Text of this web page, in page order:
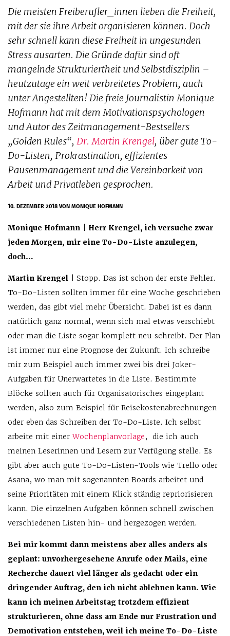
Die meisten Freiberufler_innen lieben die Freiheit,
mit der sie ihre Arbeit organisieren können. Doch
sehr schnell kann diese Freiheit in ungesunden
Stress ausarten. Die Gründe dafür sind oft
mangelnde Strukturiertheit und Selbstdisziplin –
heutzutage ein weit verbreitetes Problem, auch
unter Angestellten! Die freie Journalistin Monique
Hofmann hat mit dem Motivationspsycho­logen
und Autor des Zeitmanagement-Bestsellers
„Golden Rules“, Dr. Martin Krengel, über gute ­To-
Do-Listen, Prokrastination, effizientes
Pausenmanagement und die Vereinbarkeit von
Arbeit und Privatleben gesprochen.
10. DEZEMBER 2018VONMONIQUE HOFMANN
Monique Hofmann
Herr Krengel, ich versuche zwar
jeden Morgen, mir eine To-Do-Liste anzulegen,
doch…
Martin Krengel | Stopp. Das ist schon der erste Fehler.
To-Do-Listen sollten immer für eine Woche geschrieben
werden, das gibt viel mehr Übersicht. Dabei ist es dann
natürlich ganz normal, wenn sich mal etwas verschiebt
oder man die Liste sogar komplett neu schreibt. Der Plan
ist immer nur eine Prognose der Zukunft. Ich schreibe
mir zum Beispiel auch immer zwei bis drei Joker-
Aufgaben für Unerwartetes in die Liste. Bestimmte
Blöcke sollten auch für Organisatorisches eingeplant
werden, also zum Beispiel für Reisekosten­abrechnungen
oder eben das Schreiben der To-Do-Liste. Ich selbst
arbeite mit einerWochenplanvorlage, die ich auch
meinen Leserinnen und Lesern zur Verfügung stelle. Es
gibt aber auch gute To-Do-Listen-Tools wie Trello oder
Asana, wo man mit sogenannten Boards arbeitet und
seine Prioritäten mit einem Klick ständig repriorisieren
kann. Die einzelnen Aufgaben können schnell zwischen
verschiedenen Listen hin- und hergezogen werden.
Bei mir kommt dann meistens aber alles anders als
geplant: unvorhergesehene Anrufe oder Mails, eine
Recherche dauert viel länger als gedacht oder ein
dringender Auftrag, den ich nicht ablehnen kann. Wie
kann ich meinen Arbeitstag trotzdem effizient
strukturieren, ohne dass am Ende nur Frustration und
Demotivation entstehen, weil ich meine To-Do-Liste